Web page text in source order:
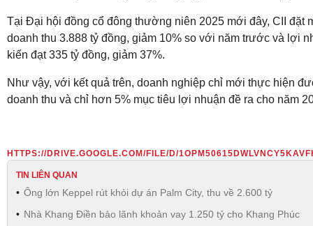
Tại Đại hội đồng cổ đông thường niên 2025 mới đây, CII đặt
doanh thu 3.888 tỷ đồng, giảm 10% so với năm trước và lợi
kiến đạt 335 tỷ đồng, giảm 37%.
Như vậy, với kết quả trên, doanh nghiệp chỉ mới thực hiện
doanh thu và chỉ hơn 5% mục tiêu lợi nhuận đề ra cho năm
HTTPS://DRIVE.GOOGLE.COM/FILE/D/
TIN LIÊN QUAN
Ông lớn Keppel rút khỏi dự án Palm City, thu về 2.600 tỷ
Nhà Khang Điền bảo lãnh khoản vay 1.250 tỷ cho Khang Phúc